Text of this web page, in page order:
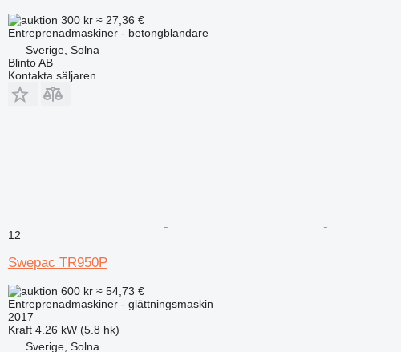
300 kr ≈ 27,36 €
Entreprenadmaskiner - betongblandare
Sverige, Solna
Blinto AB
Kontakta säljaren
12
Swepac TR950P
600 kr ≈ 54,73 €
Entreprenadmaskiner - glättningsmaskin
2017
Kraft 4.26 kW (5.8 hk)
Sverige, Solna